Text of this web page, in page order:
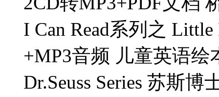
I Can Read系列之
+MP3音频 儿童英语绘
Dr.Seuss Series 苏斯